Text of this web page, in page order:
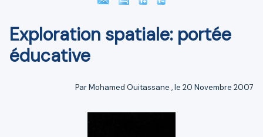
Exploration spatiale: portée
éducative
ParMohamed Ouitassane , le 20 Novembre 2007